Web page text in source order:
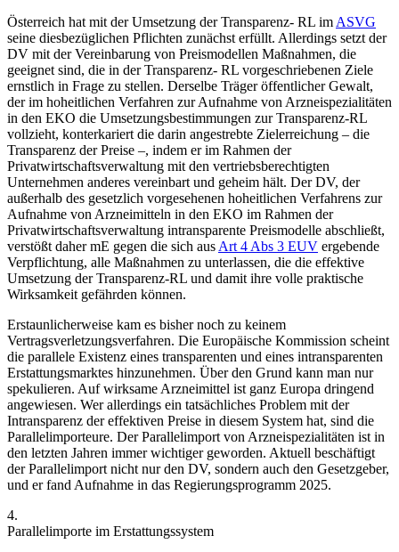
Österreich hat mit der Umsetzung der Transparenz- RL im ASVG
seine diesbezüglichen Pflichten zunächst erfüllt. Allerdings setzt der
DV mit der Vereinbarung von Preismodellen Maßnahmen, die
geeignet sind, die in der Transparenz- RL vorgeschriebenen Ziele
ernstlich in Frage zu stellen. Derselbe Träger öffentlicher Gewalt,
der im hoheitlichen Verfahren zur Aufnahme von Arzneispezialitäten
in den EKO die Umsetzungsbestimmungen zur Transparenz-RL
vollzieht, konterkariert die darin angestrebte Zielerreichung – die
Transparenz der Preise –, indem er im Rahmen der
Privatwirtschaftsverwaltung mit den vertriebsberechtigten
Unternehmen anderes vereinbart und geheim hält. Der DV, der
außerhalb des gesetzlich vorgesehenen hoheitlichen Verfahrens zur
Aufnahme von Arzneimitteln in den EKO im Rahmen der
Privatwirtschaftsverwaltung intransparente Preismodelle abschließt,
verstößt daher mE gegen die sich aus Art 4 Abs 3 EUV ergebende
Verpflichtung, alle Maßnahmen zu unterlassen, die die effektive
Umsetzung der Transparenz-RL und damit ihre volle praktische
Wirksamkeit gefährden können.
Erstaunlicherweise kam es bisher noch zu keinem
Vertragsverletzungsverfahren. Die Europäische Kommission scheint
die parallele Existenz eines transparenten und eines intransparenten
Erstattungsmarktes hinzunehmen. Über den Grund kann man nur
spekulieren. Auf wirksame Arzneimittel ist ganz Europa dringend
angewiesen. Wer allerdings ein tatsächliches Problem mit der
Intransparenz der effektiven Preise in diesem System hat, sind die
Parallelimporteure. Der Parallelimport von Arzneispezialitäten ist in
den letzten Jahren immer wichtiger geworden. Aktuell beschäftigt
der Parallelimport nicht nur den DV, sondern auch den Gesetzgeber,
und er fand Aufnahme in das Regierungsprogramm 2025.
4.
Parallelimporte im Erstattungssystem